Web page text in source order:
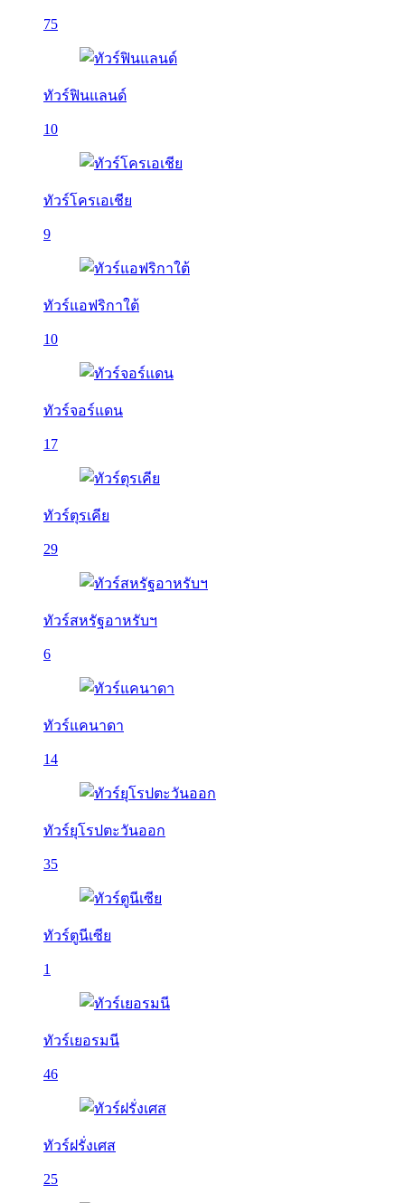
75
ทัวร์ฟินแลนด์
10
ทัวร์โครเอเชีย
9
ทัวร์แอฟริกาใต้
10
ทัวร์จอร์แดน
17
ทัวร์ตุรเคีย
29
ทัวร์สหรัฐอาหรับฯ
6
ทัวร์แคนาดา
14
ทัวร์ยุโรปตะวันออก
35
ทัวร์ตูนีเซีย
1
ทัวร์เยอรมนี
46
ทัวร์ฝรั่งเศส
25